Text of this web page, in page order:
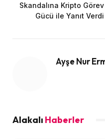
Skandalına Kripto Görev
Gücü ile Yanıt Verdi
Ayşe Nur
Alakalı Haberler